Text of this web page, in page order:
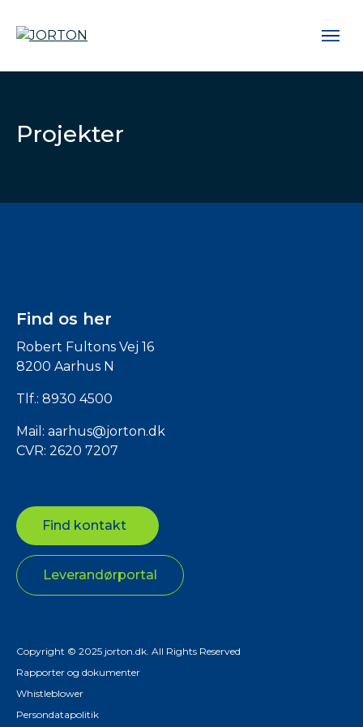
Projekter
Find os her
Robert Fultons Vej 16
8200 Aarhus N
Tlf.: 8930 4500
Mail: aarhus@jorton.dk
CVR: 2620 7207
Find kontakt
Leverandørportal
Copyright © 2025 jorton.dk. All Rights Reserved
Rapporter og dokumenter
Whistleblower
Persondatapolitik